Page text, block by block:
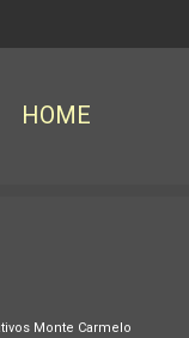
HOME
Monte Carmelo